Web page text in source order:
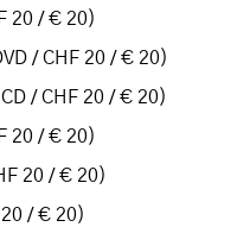
20 / € 20)
/ CHF 20 / € 20)
/ CHF 20 / € 20)
20 / € 20)
20 / € 20)
/ € 20)